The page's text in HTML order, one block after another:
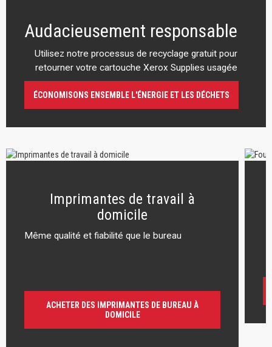
Audacieusement responsable
Utilisez notre processus de recyclage gratuit pour
retourner votre cartouche Xerox Supplies usagée
ÉCONOMISONS ENSEMBLE L'ÉNERGIE ET LES DÉCHETS
Imprimantes de travail à
domicile
Même qualité et fiabilité que le bureau
ACHETER DES IMPRIMANTES DE BUREAU À
DOMICILE